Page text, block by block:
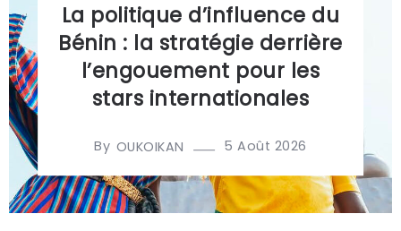
La politique d’influence du
Bénin : la stratégie derrière
l’engouement pour les
stars internationales
By OUKOIKAN 5 Août 2026